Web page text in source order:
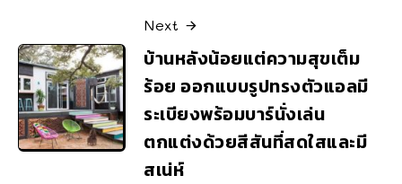
Next
บ้านหลังน้อยแต่ความสุขเต็ม
ร้อย ออกแบบรูปทรงตัวแอลมี
ระเบียงพร้อมบาร์นั่งเล่น
ตกแต่งด้วยสีสันที่สดใสและมี
สเน่ห์